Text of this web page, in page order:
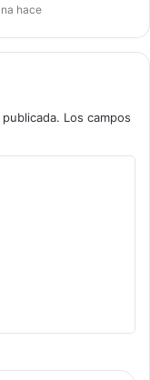
hace
Los campos